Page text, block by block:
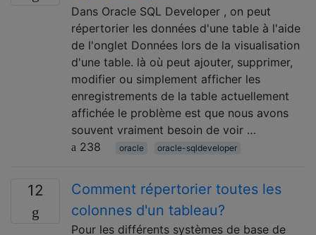
Dans Oracle SQL Developer , on peut
répertorier les données d'une table à l'aide
de l'onglet Données lors de la visualisation
d'une table. là où peut ajouter, supprimer,
modifier ou simplement afficher les
enregistrements de la table actuellement
affichée le problème est que nous avons
souvent vraiment besoin de voir …
238
oracle oracle-sqldeveloper
12
Comment répertorier toutes les
colonnes d'un tableau?
Pour les différents systèmes de base de